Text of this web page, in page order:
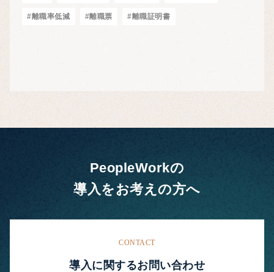
#離職率低減 #離職票 #離職証明書
PeopleWorkの
導入をお考えの方へ
CONTACT
導入に関するお問い合わせ